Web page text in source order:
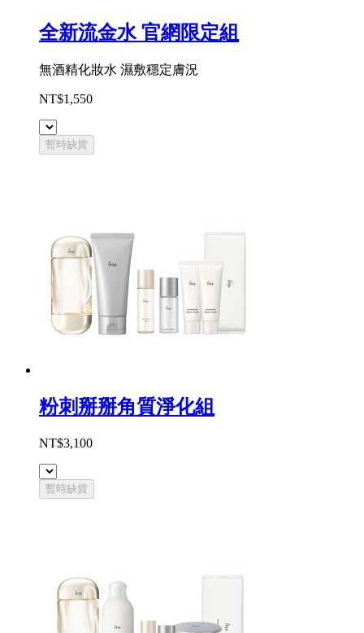
全新流金水 官網限定組
無酒精化妝水 濕敷穩定膚況
NT$1,550
暫時缺貨
粉刺掰掰角質淨化組
NT$3,100
暫時缺貨